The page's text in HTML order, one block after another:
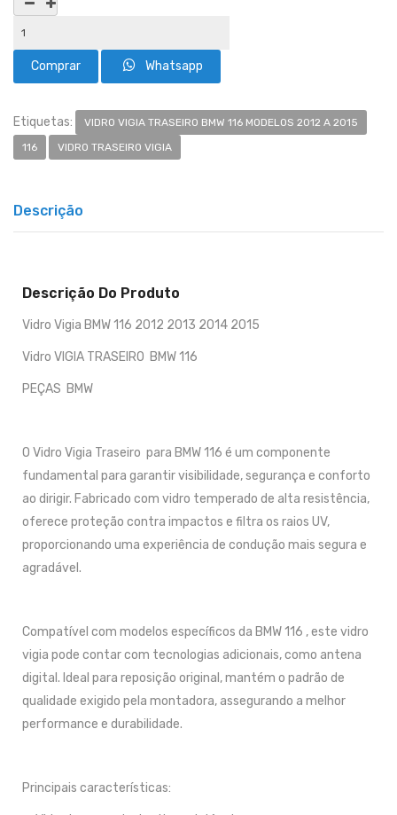
Whatsapp
Etiquetas:
VIDRO VIGIA TRASEIRO BMW 116 MODELOS 2012 A 2015
116
VIDRO TRASEIRO VIGIA
Descrição
Descrição Do Produto
Vidro Vigia BMW 116 2012 2013 2014 2015
Vidro VIGIA TRASEIRO BMW 116
PEÇAS BMW
O Vidro Vigia Traseiro para BMW 116 é um componente
fundamental para garantir visibilidade, segurança e conforto
ao dirigir. Fabricado com vidro temperado de alta resistência,
oferece proteção contra impactos e filtra os raios UV,
proporcionando uma experiência de condução mais segura e
agradável.
Compatível com modelos específicos da BMW 116 , este vidro
vigia pode contar com tecnologias adicionais, como antena
digital. Ideal para reposição original, mantém o padrão de
qualidade exigido pela montadora, assegurando a melhor
performance e durabilidade.
Principais características: